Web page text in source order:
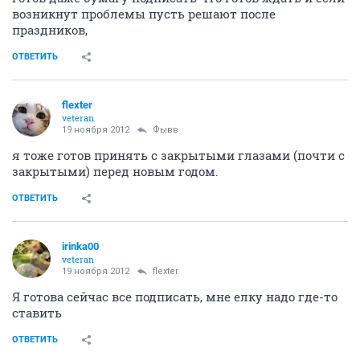
возникнут проблемы пусть решают после
праздников,
ОТВЕТИТЬ
flexter
veteran
19 ноября 2012 Фывв
я тоже готов принять с закрытыми глазами (почти с
закрытыми) перед новым годом.
ОТВЕТИТЬ
irinka00
veteran
19 ноября 2012 flexter
Я готова сейчас все подписать, мне елку надо где-то
ставить
ОТВЕТИТЬ